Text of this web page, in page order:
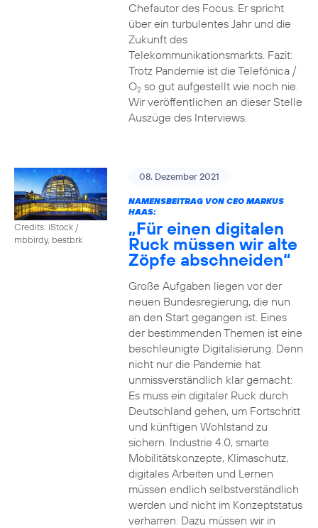
Chefautor des Focus. Er spricht
über ein turbulentes Jahr und die
Zukunft des
Telekommunikationsmarkts. Fazit:
Trotz Pandemie ist die Telefónica /
O2so gut aufgestellt wie noch nie.
Wir veröffentlichen an dieser Stelle
Auszüge des Interviews.
Credits: iStock /
mbbirdy, bestbrk
08. Dezember 2021
NAMENSBEITRAG VON CEO MARKUS
HAAS:
„Für einen digitalen
Ruck müssen wir alte
Zöpfe abschneiden“
Große Aufgaben liegen vor der
neuen Bundesregierung, die nun
an den Start gegangen ist. Eines
der bestimmenden Themen ist eine
beschleunigte Digitalisierung. Denn
nicht nur die Pandemie hat
unmissverständlich klar gemacht:
Es muss ein digitaler Ruck durch
Deutschland gehen, um Fortschritt
und künftigen Wohlstand zu
sichern. Industrie 4.0, smarte
Mobilitätskonzepte, Klimaschutz,
digitales Arbeiten und Lernen
müssen endlich selbstverständlich
werden und nicht im Konzeptstatus
verharren. Dazu müssen wir in